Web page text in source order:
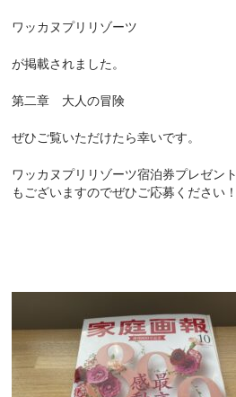
ワッカヌプリリゾーツ
が掲載されました。
第二章 大人の冒険
ぜひご覧いただけたら幸いです。
ワッカヌプリリゾーツ宿泊券プレゼント
もございますのでぜひご応募ください！